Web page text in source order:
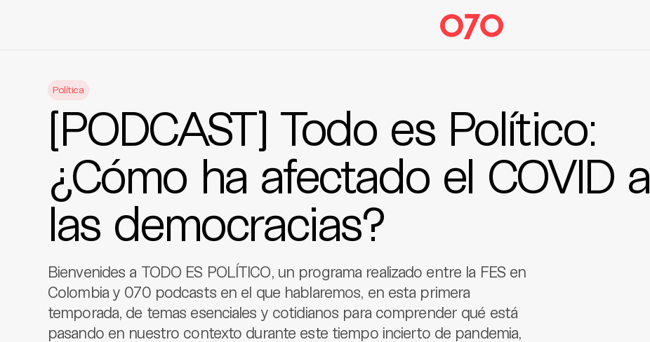
Política
[PODCAST] Todo es Político:
¿Cómo ha afectado el COVID a
las democracias?
Bienvenides a TODO ES POLÍTICO, un programa realizado entre la FES en
Colombia y 070 podcasts en el que hablaremos, en esta primera
temporada, de temas esenciales y cotidianos para comprender qué está
pasando en nuestro contexto durante este tiempo incierto de pandemia,